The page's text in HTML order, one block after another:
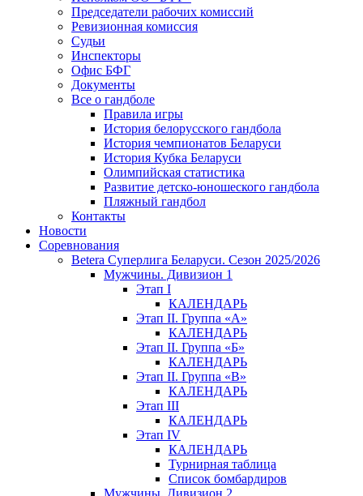
Председатели рабочих комиссий
Ревизионная комиссия
Судьи
Инспекторы
Офис БФГ
Документы
Все о гандболе
Правила игры
История белорусского гандбола
История чемпионатов Беларуси
История Кубка Беларуси
Олимпийская статистика
Развитие детско-юношеского гандбола
Пляжный гандбол
Контакты
Новости
Соревнования
Betera Суперлига Беларуси. Сезон 2025/2026
Мужчины. Дивизион 1
Этап I
КАЛЕНДАРЬ
Этап II. Группа «А»
КАЛЕНДАРЬ
Этап II. Группа «Б»
КАЛЕНДАРЬ
Этап II. Группа «В»
КАЛЕНДАРЬ
Этап III
КАЛЕНДАРЬ
Этап IV
КАЛЕНДАРЬ
Турнирная таблица
Список бомбардиров
Мужчины. Дивизион 2